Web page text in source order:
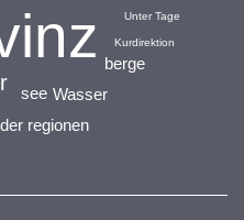
Wasser
regionen
see
berge
Kurdirektion
Unter Tage